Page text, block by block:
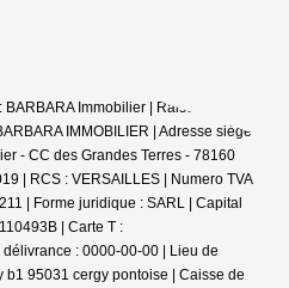
Immobilier | Raison
IMMOBILIER | Adresse siège
- CC des Grandes Terres - 78160
| RCS : VERSAILLES | Numero TVA
| Forme juridique : SARL | Capital
| Carte T :
: 0000-00-00 | Lieu de
95031 cergy pontoise | Caisse de